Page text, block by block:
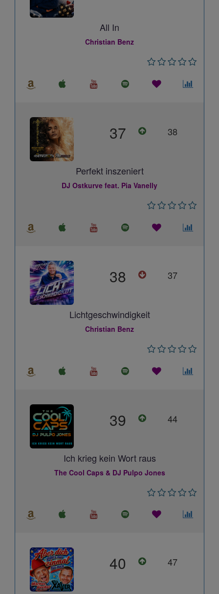
All In
Christian Benz
37 38
Perfekt inszeniert
DJ Ostkurve feat. Pia Vanelly
38 37
Lichtgeschwindigkeit
Christian Benz
39 44
Ich krieg kein Wort raus
The Cool Caps & DJ Pulpo Jones
40 47